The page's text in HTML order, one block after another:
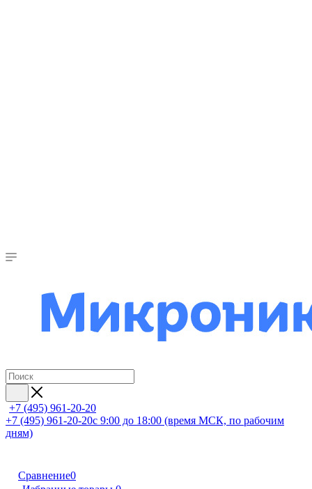
+7 (495) 961-20-20
+7 (495) 961-20-20с 9:00 до 18:00 (время МСК, по рабочим
дням)
Сравнение0